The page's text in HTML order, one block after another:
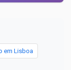
em Lisboa